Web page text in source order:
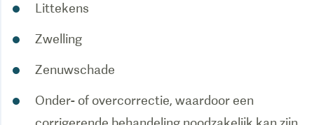
Littekens
Zwelling
Zenuwschade
Onder- of overcorrectie, waardoor een